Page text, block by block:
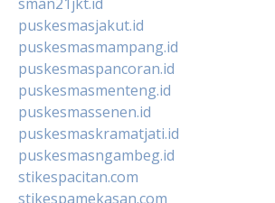
puskesmasjakut.id
puskesmasmampang.id
puskesmaspancoran.id
puskesmasmenteng.id
puskesmassenen.id
puskesmaskramatjati.id
puskesmasngambeg.id
stikespacitan.com
stikespamekasan.com